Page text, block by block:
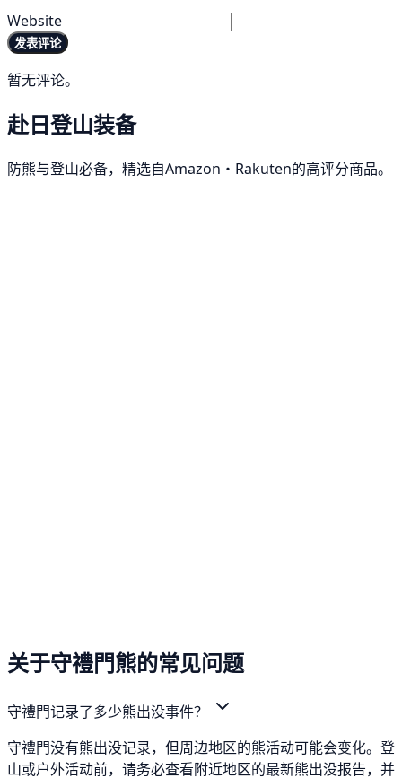
Website
发表评论
暂无评论。
赴日登山装备
防熊与登山必备，精选自Amazon・Rakuten的高评分商品。
关于守禮門熊的常见问题
守禮門记录了多少熊出没事件？
守禮門没有熊出没记录，但周边地区的熊活动可能会变化。登
山或户外活动前，请务必查看附近地区的最新熊出没报告，并